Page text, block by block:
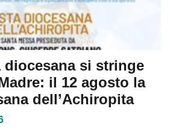
diocesana si stringe
il 12 agosto la
dell’Achiropita